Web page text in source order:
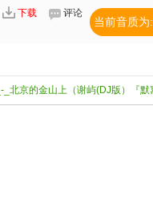
下载 评论
当前音质为:
_北京的金山上（谢屿(DJ版）『默